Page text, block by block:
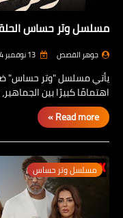
مسلسل وتر حساس الحلقة
جوهر القصص
يأتي مسلسل "وتر حساس"
اهتمامًا كبيرًا بين
Read more »
مسلسل وتر حساس